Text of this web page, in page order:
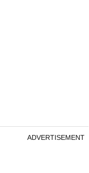
ADVERTISEMENT